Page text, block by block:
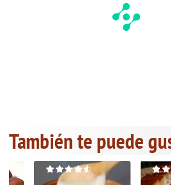
También te puede